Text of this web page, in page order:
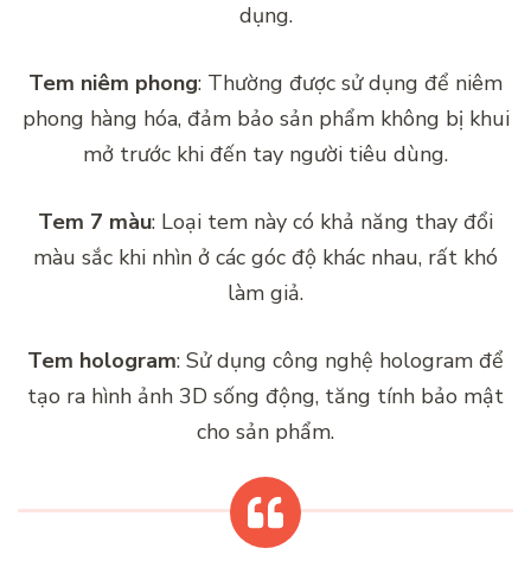
dụng.
Tem niêm phong: Thường được sử dụng để niêm
phong hàng hóa, đảm bảo sản phẩm không bị khui
mở trước khi đến tay người tiêu dùng.
Tem 7 màu: Loại tem này có khả năng thay đổi
màu sắc khi nhìn ở các góc độ khác nhau, rất khó
làm giả.
Tem hologram: Sử dụng công nghệ hologram để
tạo ra hình ảnh 3D sống động, tăng tính bảo mật
cho sản phẩm.